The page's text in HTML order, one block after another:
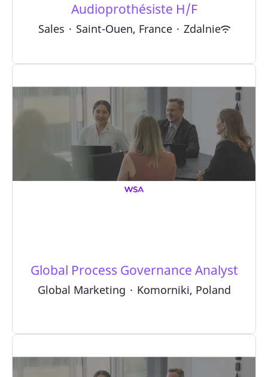
Audioprothésiste H/F
Sales · Saint-Ouen, France · Zdalnie
Global Process Governance Analyst
Global Marketing · Komorniki, Poland